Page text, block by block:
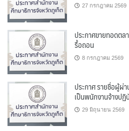
27 กรกฎาคม 2569
ประกาศขายทอดต
รื้อถอน
8 กรกฎาคม 2569
ประกาศ รายชื่อผู้ผ่
เป็นพนักงานจ้างปฏิ
29 มิถุนายน 2569